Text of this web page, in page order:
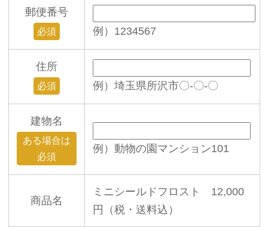
郵便番号
必須 例）1234567
住所
必須 例）埼玉県所沢市〇-〇-〇
建物名
ある場合は
必須
例）動物の園マンション101
商品名
ミニシールドフロスト 12,000
円（税・送料込）